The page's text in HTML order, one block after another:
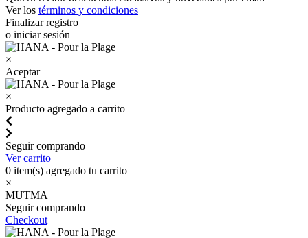
Ver los términos y condiciones
Finalizar registro
o iniciar sesión
×
Aceptar
×
Producto agregado a carrito
Seguir comprando
Ver carrito
0 item(s) agregado tu carrito
×
MUTMA
Seguir comprando
Checkout